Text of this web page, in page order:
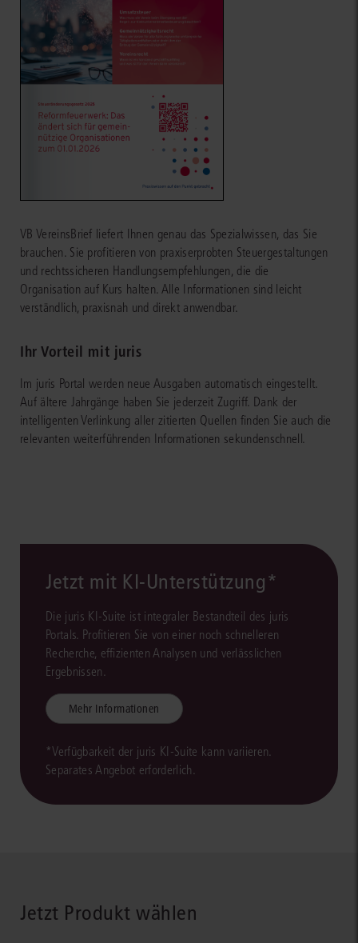
VB VereinsBrief liefert Ihnen genau das Spezialwissen, das Sie
brauchen. Sie profitieren von praxiserprobten Steuergestaltungen
und rechtssicheren Handlungsempfehlungen, die die
Organisation auf Kurs halten. Alle Informationen sind leicht
verständlich, praxisnah und direkt anwendbar.
Ihr Vorteil mit juris
Im juris Portal werden neue Ausgaben automatisch eingestellt.
Auf ältere Jahrgänge haben Sie jederzeit Zugriff. Dank der
intelligenten Verlinkung aller zitierten Quellen finden Sie auch die
relevanten weiterführenden Informationen sekundenschnell.
Jetzt mit KI-Unterstützung*
Die juris KI-Suite ist integraler Bestandteil des juris
Portals. Profitieren Sie von einer noch schnelleren
Recherche, effizienten Analysen und verlässlichen
Ergebnissen.
Mehr Informationen
*Verfügbarkeit der juris KI-Suite kann variieren.
Separates Angebot erforderlich.
Jetzt Produkt wählen